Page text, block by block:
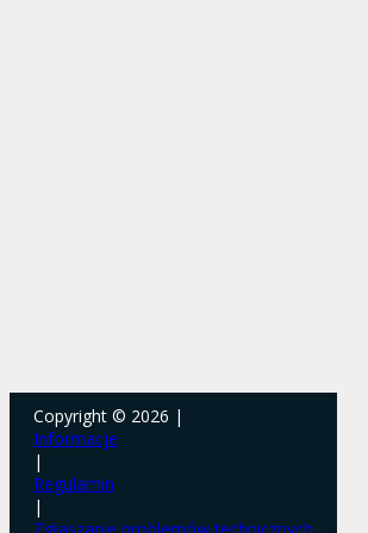
Copyright © 2026 |
Informacje
|
Regulamin
|